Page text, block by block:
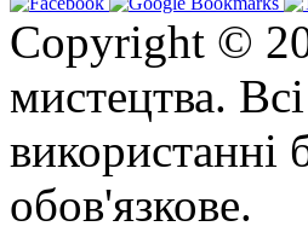
Copyright ©
мистецтва.
використанні
обов'язкове.